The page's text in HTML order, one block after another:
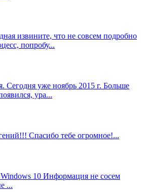
извините, что не совсем подробно
попробу...
Сегодня уже ноябрь 2015 г. Больше
ура...
Спасибо тебе огромное!...
10 Информация не сосем
...